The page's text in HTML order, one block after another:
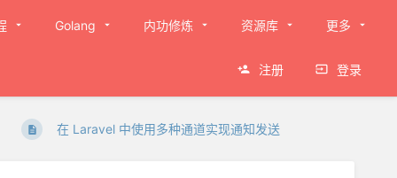
Golang 内功修炼 资源库 更多
注册 登录
在 Laravel 中使用多种通道实现通知发送